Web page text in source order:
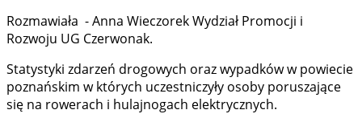
Rozmawiała - Anna Wieczorek Wydział Promocji i
Rozwoju UG Czerwonak.
Statystyki zdarzeń drogowych oraz wypadków w powiecie
poznańskim w których uczestniczyły osoby poruszające
się na rowerach i hulajnogach elektrycznych.